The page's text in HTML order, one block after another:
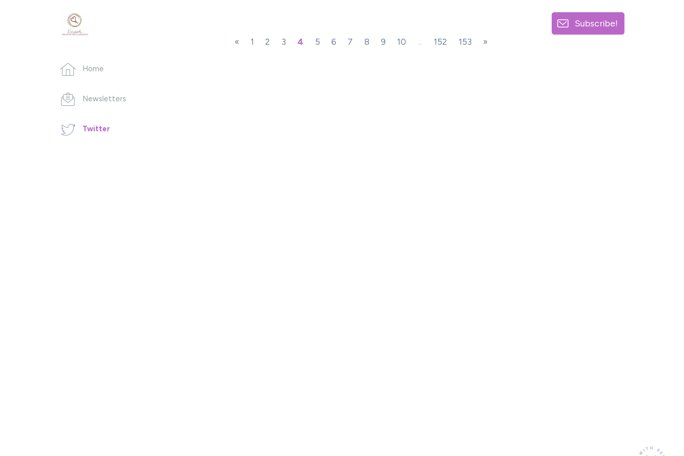
Home
Newsletters
Twitter
« 1 2 3 4 5 6 7 8 9 10 ... 152 153 »
Subscribe!